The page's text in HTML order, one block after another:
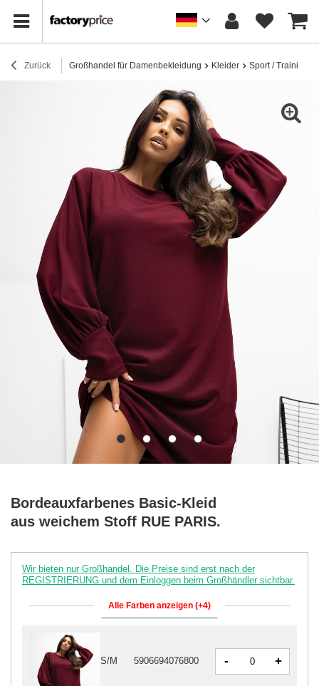
Zurück Großhandel für Damenbekleidung Kleider Sport /
Bordeauxfarbenes Basic-Kleid
aus weichem Stoff RUE PARIS.
Wir bieten nur Großhandel. Die Preise sind erst nach der
REGISTRIERUNG und dem Einloggen beim Großhändler sichtbar.
Alle Farben anzeigen (+4)
S/M 5906694076800 - +